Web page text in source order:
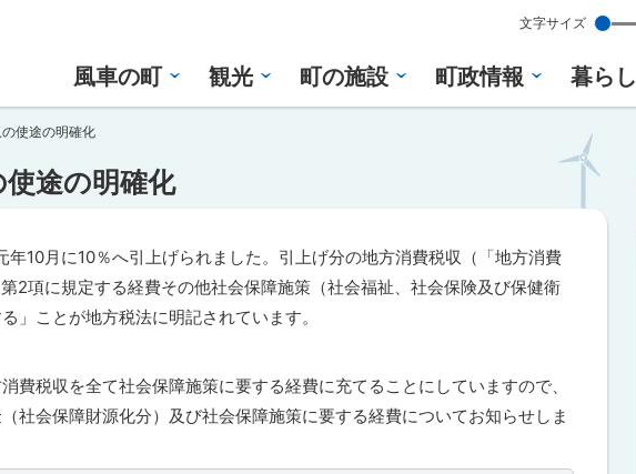
設
定
文字サイズ
風車の町 観光 町の施設 町政情報 暮らし
使途の明確化
途の明確化
10月に10％へ引上げられました。引上げ分の地方消費税収（「地方消費
2項に規定する経費その他社会保障施策（社会福祉、社会保険及び保健衛
」ことが地方税法に明記されています。
費税収を全て社会保障施策に要する経費に充てることにしていますので、
社会保障財源化分）及び社会保障施策に要する経費についてお知らせしま